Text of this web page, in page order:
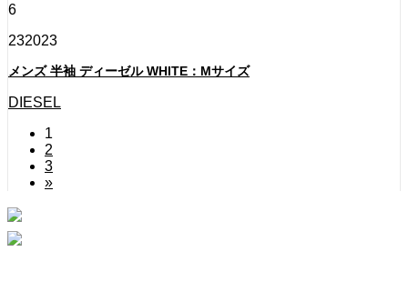
6
232023
メンズ 半袖 ディーゼル WHITE：Mサイズ
DIESEL
1
2
3
»